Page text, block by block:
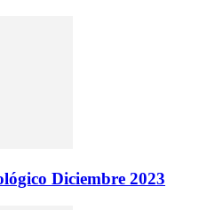
Diciembre 2023